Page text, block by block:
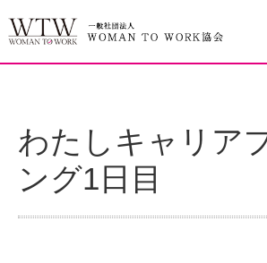
わたしキャリア
ング1日目